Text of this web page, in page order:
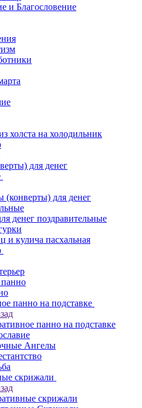
и Благословение
холста на холодильник
для денег
для денег
денег поздравительные
и кулича пасхальная
панно на подставке
панно на подставке
Ангелы
скрижали
скрижали